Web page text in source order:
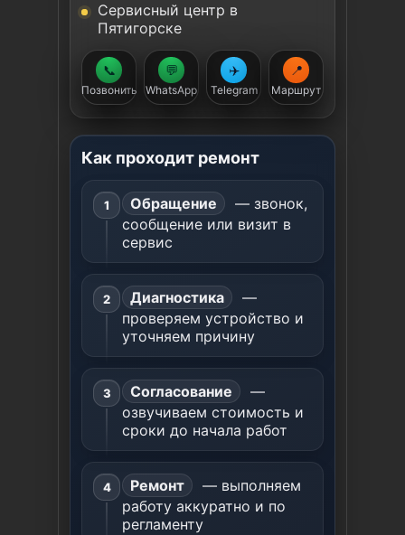
Сервисный центр в
Пятигорске
📞
Позвонить
💬
WhatsApp
✈️
Telegram
📍
Маршрут
Как проходит ремонт
Обращение
— звонок,
сообщение или визит в
сервис
Диагностика
—
проверяем устройство и
уточняем причину
Согласование
—
озвучиваем стоимость и
сроки до начала работ
Ремонт
— выполняем
работу аккуратно и по
регламенту